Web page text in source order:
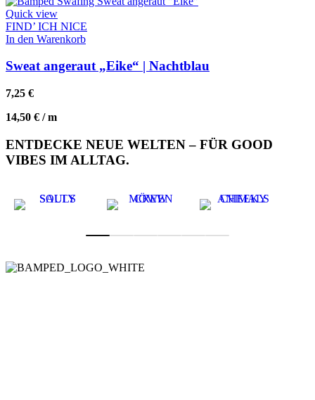
Quick view
FIND’ ICH NICE
In den Warenkorb
Sweat angeraut „Eike“ | Nachtblau
7,25 €
14,50 € /m
ENTDECKE NEUE WELTEN – FÜR GOOD
VIBES IM ALLTAG.